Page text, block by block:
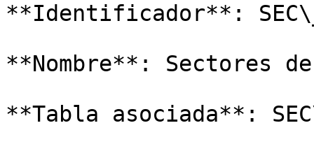
**Identificador**:
**Nombre**: Sectores
**Tabla asociada**: